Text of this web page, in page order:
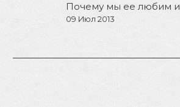
Почему мы ее любим и
помним, а она нам
09 Июл 2013